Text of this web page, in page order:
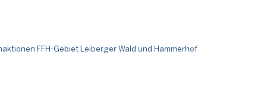
FFH-Gebiet Leiberger Wald und Hammerhof